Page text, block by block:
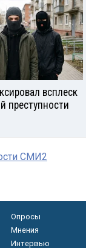
всплеск
преступности
СМИ2
Опросы
Мнения
Интервью